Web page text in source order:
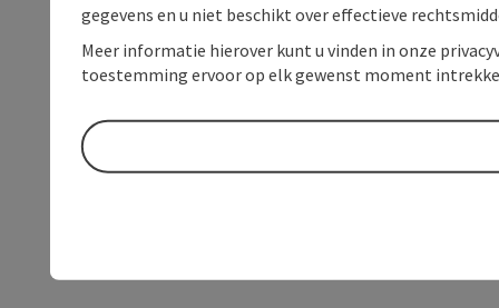
gegevens en u niet beschikt over effectieve
Meer informatie hierover kunt u vinden in onze
toestemming ervoor op elk gewenst moment